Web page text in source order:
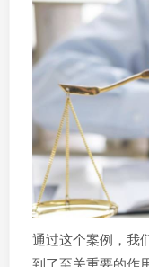
通过这个案例，我
到了至关重要的作